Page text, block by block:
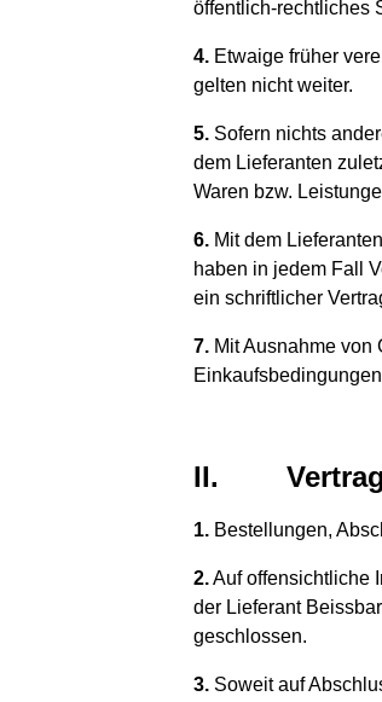
öffentlich-rechtliches
4. Etwaige früher
gelten nicht weiter.
5. Sofern nichts
dem Lieferanten
Waren bzw.
6. Mit dem
haben in jedem Fall
ein schriftlicher
7. Mit Ausnahme
II.
1. Bestellungen,
2.Auf offensichtliche
der Lieferant
geschlossen.
3. Soweit auf